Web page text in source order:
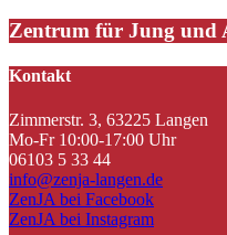
Zentrum für Jung und
Kontakt
Zimmerstr. 3, 63225 Langen
Mo-Fr 10:00-17:00 Uhr
06103 5 33 44
info@zenja-langen.de
ZenJA bei Facebook
ZenJA bei Instagram